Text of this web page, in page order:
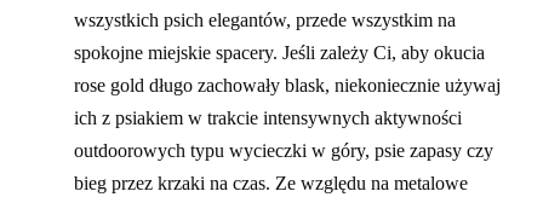
wszystkich psich elegantów, przede wszystkim na
spokojne miejskie spacery. Jeśli zależy Ci, aby okucia
rose gold długo zachowały blask, niekoniecznie używaj
ich z psiakiem w trakcie intensywnych aktywności
outdoorowych typu wycieczki w góry, psie zapasy czy
bieg przez krzaki na czas. Ze względu na metalowe